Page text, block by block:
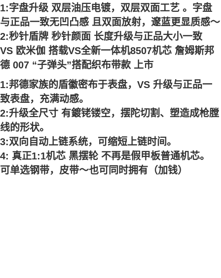
1:字盘升级 双层油压电镀，双层双面工艺 。字盘
与正品一致无凹凸感 且双面放射，邃蓝更显质感～
2:秒针盾牌 秒针颜面 长度升级与正品大小一致
VS 欧米伽 搭载VS全新一体机8507机芯 詹姆斯邦
德 007 “子弹头”搭配织布带款 上市
1:邦德家族的盾徽密布于表盘，VS 升级与正品一
致表盘，充满动感。
2:升级全尺寸 有鍍铑镂空，摆陀切割、塑造成枪膛
线的形状。
3:双向自动上链系统，可缩短上链时间。
4: 真正1:1机芯 黑摆轮 不再是假甲板普通机芯。
可单选钢带，皮带～也可同时拥有（加钱）